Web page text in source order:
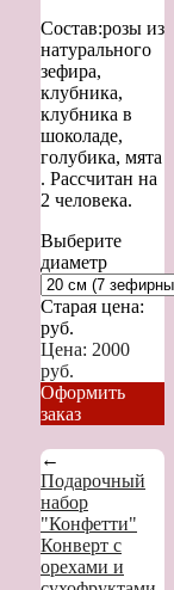
Состав:розы из
натурального
зефира,
клубника,
клубника в
шоколаде,
голубика, мята
. Рассчитан на
2 человека.
Выберите
диаметр
Старая цена:
руб.
Цена: 2000
руб.
Оформить
заказ
←
Подарочный
набор
"Конфетти"
Конверт с
орехами и